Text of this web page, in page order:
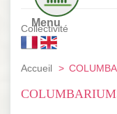
Collectivité
Menu
Accueil >